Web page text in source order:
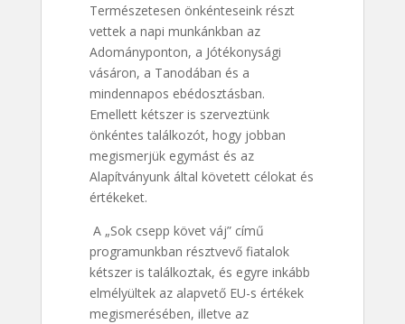
Természetesen önkénteseink részt
vettek a napi munkánkban az
Adományponton, a Jótékonysági
vásáron, a Tanodában és a
mindennapos ebédosztásban.
Emellett kétszer is szerveztünk
önkéntes találkozót, hogy jobban
megismerjük egymást és az
Alapítványunk által követett célokat és
értékeket.
A „Sok csepp követ váj” című
programunkban résztvevő fiatalok
kétszer is találkoztak, és egyre inkább
elmélyültek az alapvető EU-s értékek
megismerésében, illetve az